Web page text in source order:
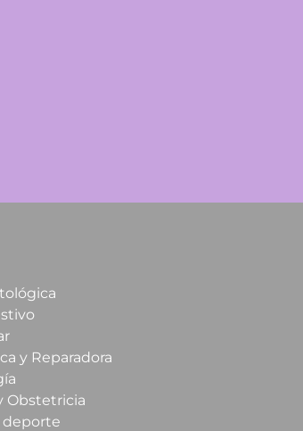
y Reparadora
Obstetricia
deporte